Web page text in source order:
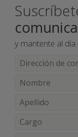
y mantente al